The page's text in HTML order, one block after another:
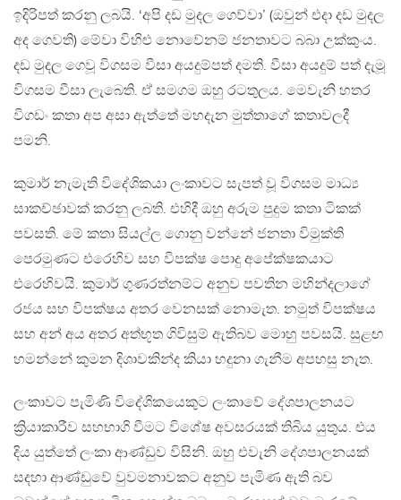
ඉදිරිපත් කරනු ලබයි. ‘අපි දඩ මුදල ගෙව්වා’ (ඔවුන් එදා දඩ මුදල
අද ගෙවති) මේවා විහිළු නොවේනම් ජනතාවට බබා උක්කුංය.
දඩ මුදල ගෙවූ විගසම වීසා අයදුම්පත් දමති. වීසා අයදුම් පත් දැමූ
විගසම වීසා ලැබෙති. ඒ සමගම ඔහු රටතුලය. මෙවැනි හතර
විගඩං කතා අප අසා ඇත්තේ මහදැන මුත්තාගේ කතාවලදී
පමනි.
කුමාර් නැමැති විදේශිකයා ලංකාවට සැපත් වූ විගසම මාධ්‍ය
සාකච්ඡාවක් කරනු ලබති. එහිදී ඔහු අරුම පුදුම කතා ටිකක්
පවසති. මේ කතා සියල්ල ගොනු වන්නේ ජනතා විමුක්ති
පෙරමුණට එරෙහිව සහ විපක්ෂ පොදු අපේක්ෂකයාට
එරෙහිවයි. කුමාර් ගුණරත්නම්ට අනුව පවතින මහින්දලාගේ
රජය සහ විපක්ෂය අතර වෙනසක් නොමැත. නමුත් විපක්ෂය
සහ අන් අය අතර අත්භූත ගිවිසුම් ඇතිබව මොහු පවසයි. සුළඟ
හමන්නේ කුමන දිශාවකින්ද කියා හදුනා ගැනීම අපහසු නැත.
ලංකාවට පැමිණි විදේශිකයෙකුට ලංකාවේ දේශපාලනයට
ක්‍රියාකාරීව සහභාගි වීමට විශේෂ අවසරයක් තිබිය යුතුය. එය
දිය යුත්තේ ලංකා ආණ්ඩුව විසිනි. ඔහු එවැනි දේශපාලනයක්
සදහා ආණ්ඩුවේ වුවමනාවකට අනුව පැමිණ ඇති බව